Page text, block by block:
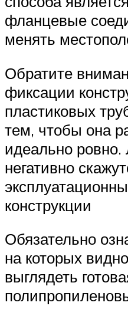
фланцевые
менять
Обратите
фиксации
пластиковых
тем, чтобы она
идеально
негативно
конструкции
Обязательно
на которых
выглядеть